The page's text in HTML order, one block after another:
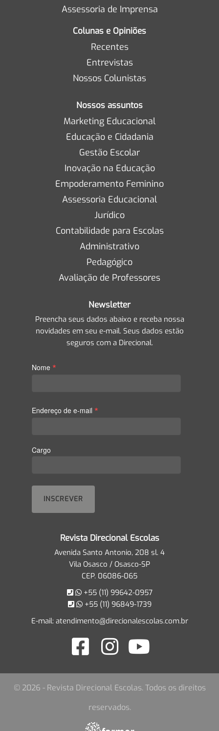
Assessoria de Imprensa
Colunas e Opiniões
Recentes
Entrevistas
Nossos Colunistas
Nossos assuntos
Marketing Educacional
Educação e Cidadania
Gestão Escolar
Inovação na Educação
Empoderamento Feminino
Assessoria Educacional
Jurídico
Contabilidade para Escolas
Administrativo
Pedagógico
Avaliação de Professores
Newsletter
Preencha seus dados abaixo e receba nossa
novidades em seu e-mail. Seus dados estão
seguros com a Direcional.
Nome *
Endereço de e-mail *
Cargo
Revista Direcional Escolas
Avenida Santo Antonio, 208 sl. 4
Vila Osasco / Osasco-SP
CEP. 06086-065
+55 (11) 99642-0957
+55 (11) 96849-1739
E-mail: atendimento@direcionalescolas.com.br
© 2026 - Revista Direcional Escolas. Todos os direitos
reservados.